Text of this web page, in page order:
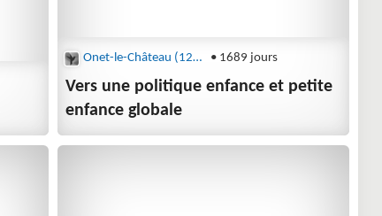
Onet-le-Château (12850) • 1689 jours
Vers une politique enfance et petite
enfance globale